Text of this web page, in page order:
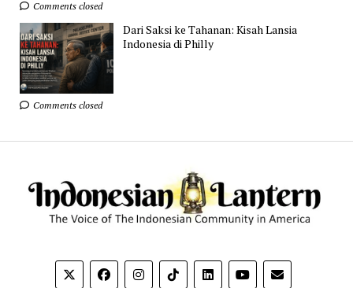
Comments closed
Dari Saksi ke Tahanan: Kisah Lansia
Indonesia di Philly
Comments closed